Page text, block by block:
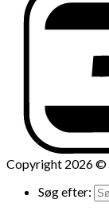
Copyright 2026 ©
Søg efter: